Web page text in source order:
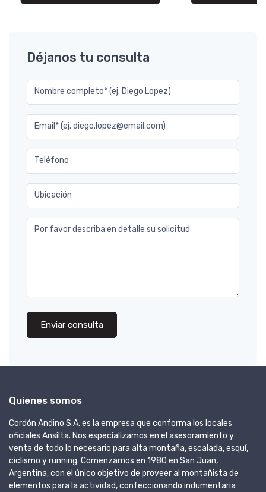
Déjanos tu consulta
Nombre completo* (ej. Diego Lopez)
Email* (ej. diego.lopez@email.com)
Teléfono
Ubicación
Por favor describa en detalle su solicitud
Enviar consulta
Quienes somos
Cordón Andino S.A. es la empresa que conforma los locales
oficiales Ansilta. Nos especializamos en el asesoramiento y
venta de todo lo necesario para alta montaña, escalada, esquí,
ciclismo y running. Comenzamos en 1980 en San Juan,
Argentina, con el único objetivo de proveer al montañista de
elementos para la actividad, confeccionando indumentaria